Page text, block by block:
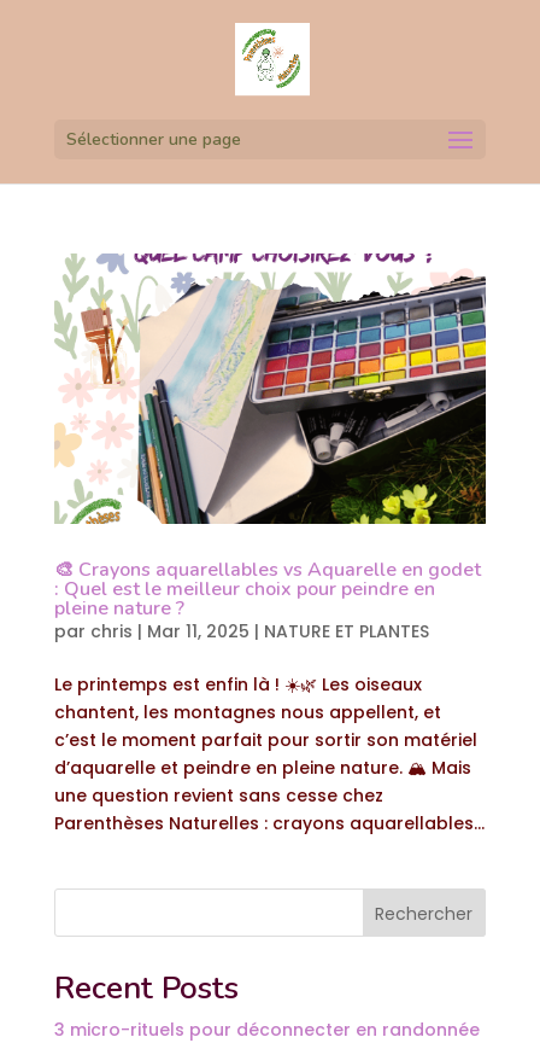
Sélectionner une page
🎨 Crayons aquarellables vs Aquarelle en godet
: Quel est le meilleur choix pour peindre en
pleine nature ?
par chris | Mar 11, 2025 | NATURE ET PLANTES
Le printemps est enfin là ! ☀️🌿 Les oiseaux
chantent, les montagnes nous appellent, et
c’est le moment parfait pour sortir son matériel
d’aquarelle et peindre en pleine nature. 🏔️ Mais
une question revient sans cesse chez
Parenthèses Naturelles : crayons aquarellables...
Rechercher
Recent Posts
3 micro-rituels pour déconnecter en randonnée